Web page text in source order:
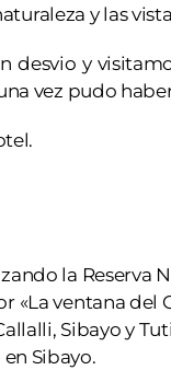
y las
desvio y
vez pudo
la Reserva
«La ventana del
Sibayo y
Sibayo.